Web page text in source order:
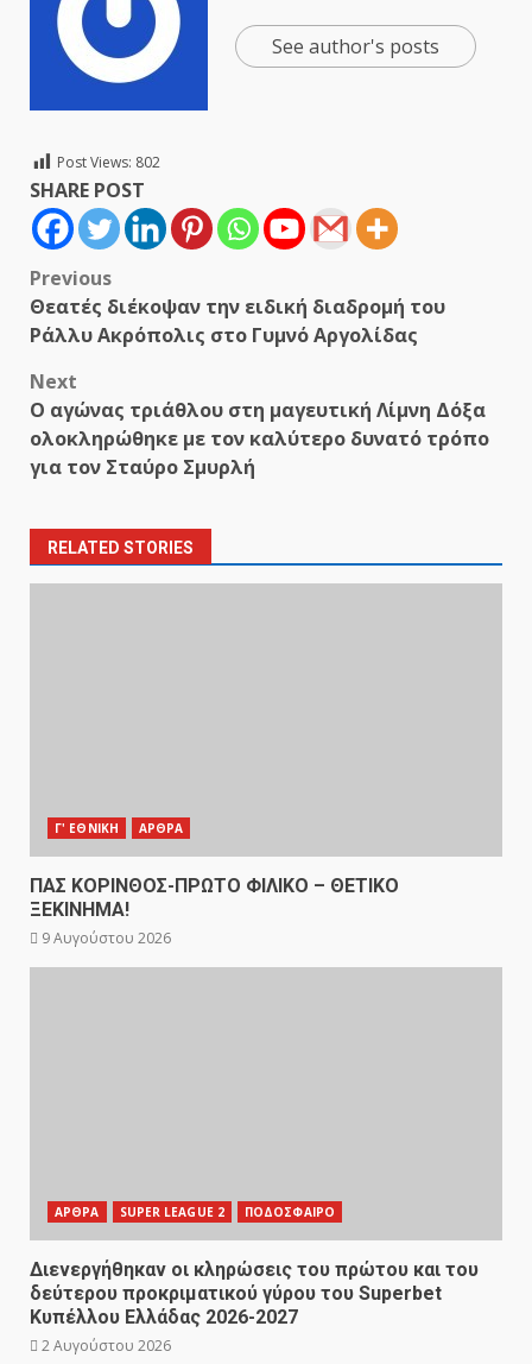
See author's posts
Post Views: 802
SHARE POST
Post
navigation
Previous
Θεατές διέκοψαν την ειδική διαδρομή του
Ράλλυ Ακρόπολις στο Γυμνό Αργολίδας
Next
Ο αγώνας τριάθλου στη μαγευτική Λίμνη Δόξα
ολοκληρώθηκε με τον καλύτερο δυνατό τρόπο
για τον Σταύρο Σμυρλή
RELATED STORIES
Γ' ΕΘΝΙΚΗ ΑΡΘΡΑ
ΠΑΣ ΚΟΡΙΝΘΟΣ-ΠΡΩΤΟ ΦΙΛΙΚΟ – ΘΕΤΙΚΟ
ΞΕΚΙΝΗΜΑ!
9 Αυγούστου 2026
ΑΡΘΡΑ SUPER LEAGUE 2 ΠΟΔΟΣΦΑΙΡΟ
Διενεργήθηκαν οι κληρώσεις του πρώτου και του
δεύτερου προκριματικού γύρου του Superbet
Κυπέλλου Ελλάδας 2026-2027
2 Αυγούστου 2026